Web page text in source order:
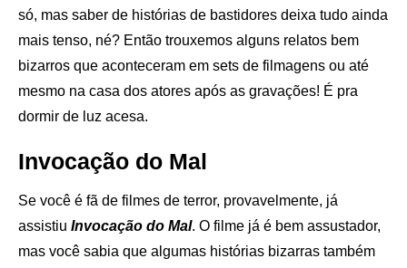
só, mas saber de histórias de bastidores deixa tudo ainda
mais tenso, né? Então trouxemos alguns relatos bem
bizarros que aconteceram em sets de filmagens ou até
mesmo na casa dos atores após as gravações! É pra
dormir de luz acesa.
Invocação do Mal
Se você é fã de filmes de terror, provavelmente, já
assistiu Invocação do Mal. O filme já é bem assustador,
mas você sabia que algumas histórias bizarras também